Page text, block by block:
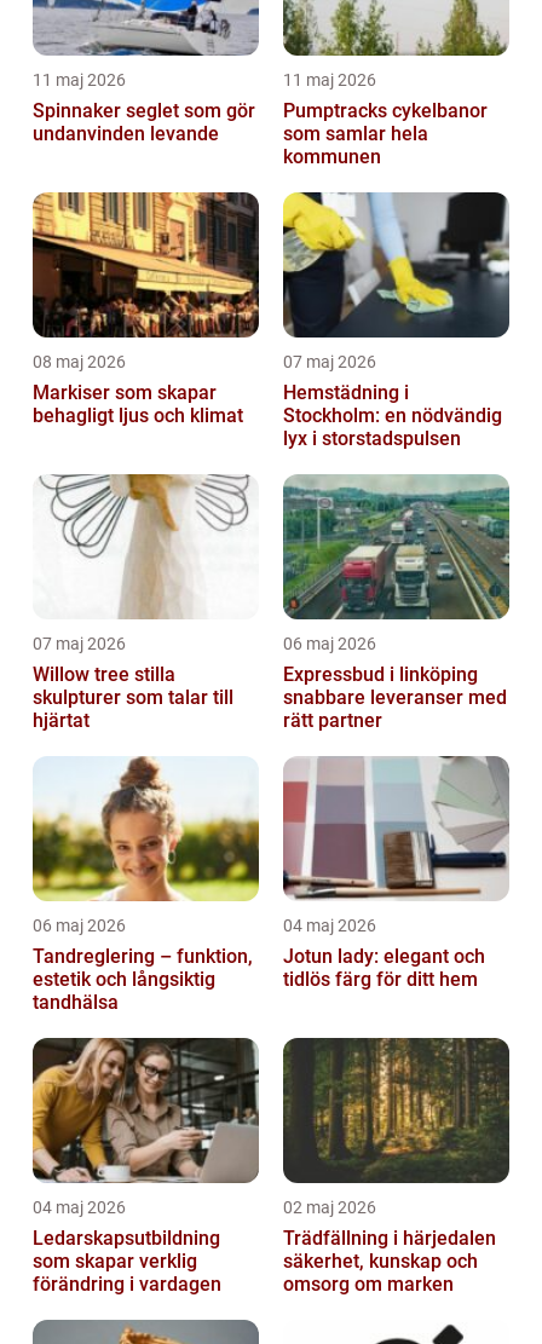
11 maj 2026
Spinnaker seglet som gör
undanvinden levande
11 maj 2026
Pumptracks cykelbanor
som samlar hela
kommunen
08 maj 2026
Markiser som skapar
behagligt ljus och klimat
07 maj 2026
Hemstädning i
Stockholm: en nödvändig
lyx i storstadspulsen
07 maj 2026
Willow tree stilla
skulpturer som talar till
hjärtat
06 maj 2026
Expressbud i linköping
snabbare leveranser med
rätt partner
06 maj 2026
Tandreglering – funktion,
estetik och långsiktig
tandhälsa
04 maj 2026
Jotun lady: elegant och
tidlös färg för ditt hem
04 maj 2026
Ledarskapsutbildning
som skapar verklig
förändring i vardagen
02 maj 2026
Trädfällning i härjedalen
säkerhet, kunskap och
omsorg om marken